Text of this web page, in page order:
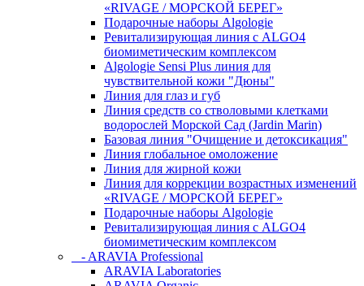
«RIVAGE / МОРСКОЙ БЕРЕГ»
Подарочные наборы Algologie
Ревитализирующая линия с ALGO4
биомиметическим комплексом
Algologie Sensi Plus линия для
чувcтвительной кожи "Дюны"
Линия для глаз и губ
Линия средств со стволовыми клетками
водорослей Морской Сад (Jardin Marin)
Базовая линия "Очищение и детоксикация"
Линия глобальное омоложение
Линия для жирной кожи
Линия для коррекции возрастных изменений
«RIVAGE / МОРСКОЙ БЕРЕГ»
Подарочные наборы Algologie
Ревитализирующая линия с ALGO4
биомиметическим комплексом
- ARAVIA Professional
ARAVIA Laboratories